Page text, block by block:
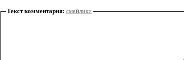
Текст комментария: смайлики